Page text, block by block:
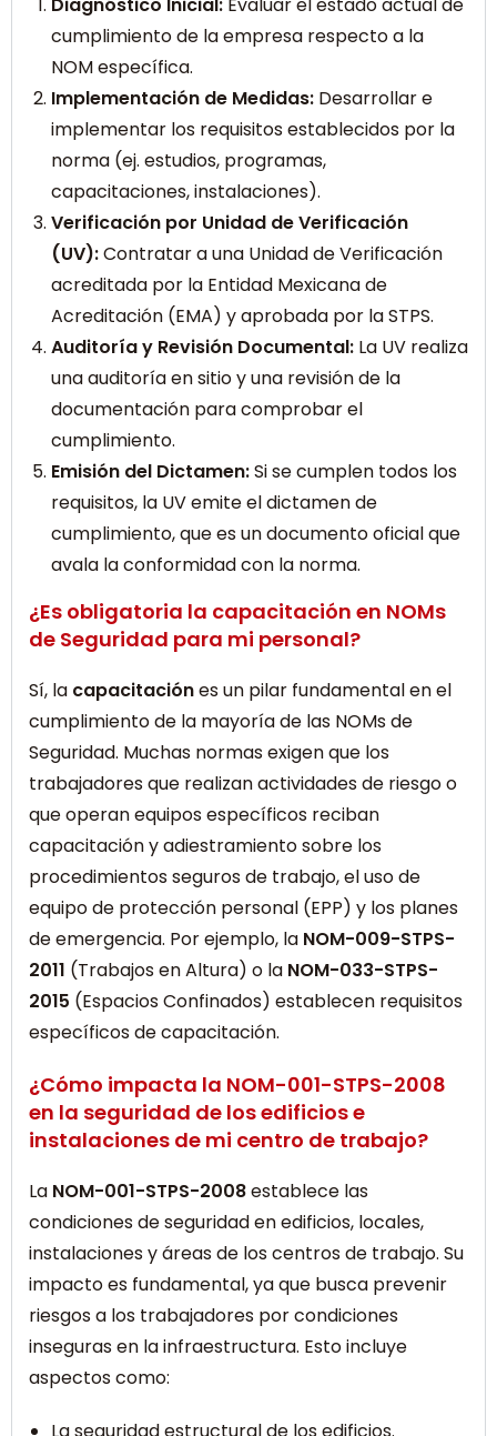
cumplimiento de la empresa respecto a la
NOM específica.
Implementación de Medidas: Desarrollar e
implementar los requisitos establecidos por la
norma (ej. estudios, programas,
capacitaciones, instalaciones).
Verificación por Unidad de Verificación
(UV):Contratar a una Unidad de Verificación
acreditada por la Entidad Mexicana de
Acreditación (EMA) y aprobada por la STPS.
Auditoría y Revisión Documental: La UV realiza
una auditoría en sitio y una revisión de la
documentación para comprobar el
cumplimiento.
Emisión del Dictamen:Si se cumplen todos los
requisitos, la UV emite el dictamen de
cumplimiento, que es un documento oficial que
avala la conformidad con la norma.
¿Es obligatoria la capacitación en NOMs
de Seguridad para mi personal?
Sí, la capacitaciónes un pilar fundamental en el
cumplimiento de la mayoría de las NOMs de
Seguridad. Muchas normas exigen que los
trabajadores que realizan actividades de riesgo o
que operan equipos específicos reciban
capacitación y adiestramiento sobre los
procedimientos seguros de trabajo, el uso de
equipo de protección personal (EPP) y los planes
de emergencia. Por ejemplo, la NOM-009-STPS-
2011 (Trabajos en Altura) o la NOM-033-STPS-
2015 (Espacios Confinados) establecen requisitos
específicos de capacitación.
¿Cómo impacta la NOM-001-STPS-2008
en la seguridad de los edificios e
instalaciones de mi centro de trabajo?
La NOM-001-STPS-2008establece las
condiciones de seguridad en edificios, locales,
instalaciones y áreas de los centros de trabajo. Su
impacto es fundamental, ya que busca prevenir
riesgos a los trabajadores por condiciones
inseguras en la infraestructura. Esto incluye
aspectos como: